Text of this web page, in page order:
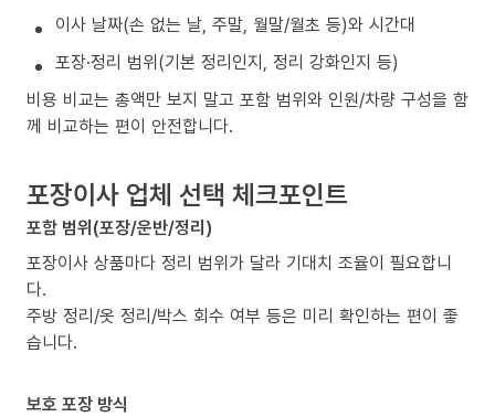
이사 날짜(손 없는 날, 주말, 월말/월초 등)와 시간대
포장·정리 범위(기본 정리인지, 정리 강화인지 등)
비용 비교는 총액만 보지 말고 포함 범위와 인원/차량 구성을 함
께 비교하는 편이 안전합니다.
포장이사 업체 선택 체크포인트
포함 범위(포장/운반/정리)
포장이사 상품마다 정리 범위가 달라 기대치 조율이 필요합니
다.
주방 정리/옷 정리/박스 회수 여부 등은 미리 확인하는 편이 좋
습니다.
보호 포장 방식